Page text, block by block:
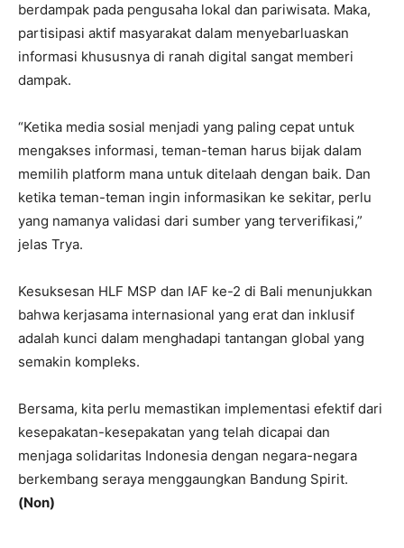
berdampak pada pengusaha lokal dan pariwisata. Maka,
partisipasi aktif masyarakat dalam menyebarluaskan
informasi khususnya di ranah digital sangat memberi
dampak.
“Ketika media sosial menjadi yang paling cepat untuk
mengakses informasi, teman-teman harus bijak dalam
memilih platform mana untuk ditelaah dengan baik. Dan
ketika teman-teman ingin informasikan ke sekitar, perlu
yang namanya validasi dari sumber yang terverifikasi,”
jelas Trya.
Kesuksesan HLF MSP dan IAF ke-2 di Bali menunjukkan
bahwa kerjasama internasional yang erat dan inklusif
adalah kunci dalam menghadapi tantangan global yang
semakin kompleks.
Bersama, kita perlu memastikan implementasi efektif dari
kesepakatan-kesepakatan yang telah dicapai dan
menjaga solidaritas Indonesia dengan negara-negara
berkembang seraya menggaungkan Bandung Spirit.
(Non)